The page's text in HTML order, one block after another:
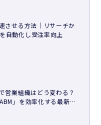
させる方法｜リサーチか
自動化し受注率向上
営業組織はどう変わる？
」を効率化する最新手